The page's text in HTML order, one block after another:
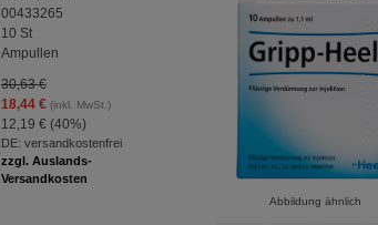
00433265
10 St
Ampullen
30,63 €
18,44 €(inkl. MwSt.)
12,19 € (40%)
DE: versandkostenfrei
zzgl. Auslands-
Versandkosten
Abbildung ähnlich